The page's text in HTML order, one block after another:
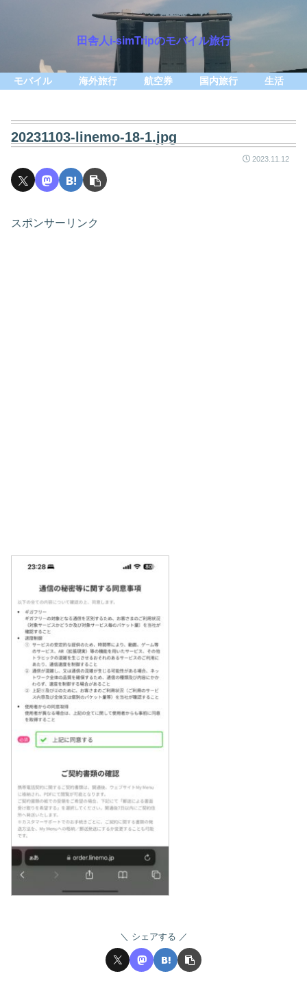
田舎人i-simTripのモバイル旅行
モバイル 海外旅行 航空券 国内旅行 生活
20231103-linemo-18-1.jpg
2023.11.12
スポンサーリンク
シェアする